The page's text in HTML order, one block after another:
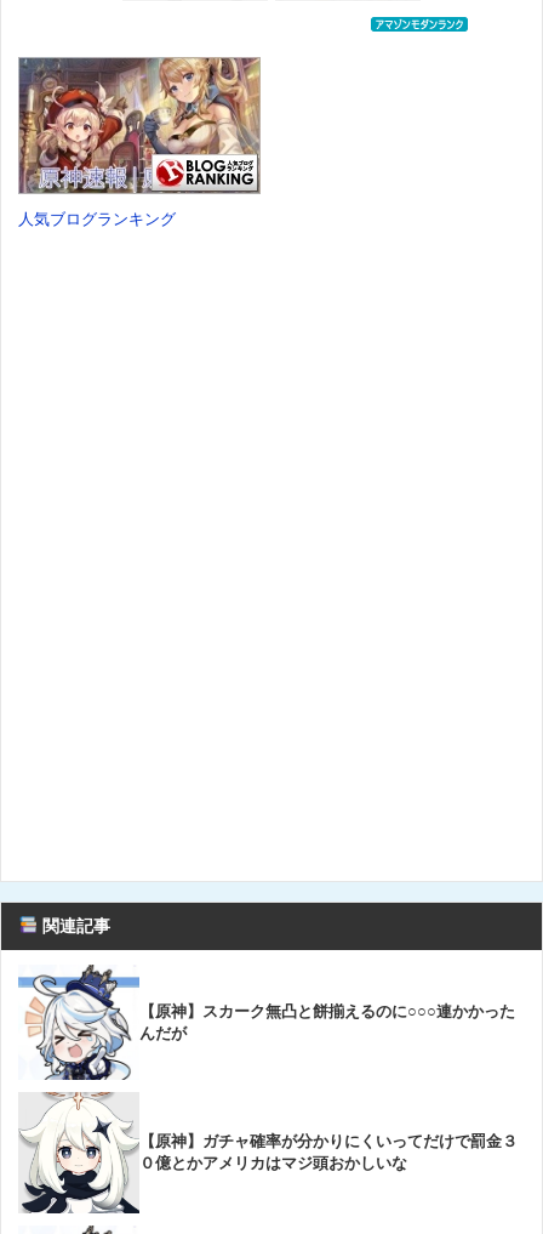
価格：¥13,115
人気ブログランキング
関連記事
【原神】スカーク無凸と餅揃えるのに○○○連かかった
んだが
【原神】ガチャ確率が分かりにくいってだけで罰金３
０億とかアメリカはマジ頭おかしいな